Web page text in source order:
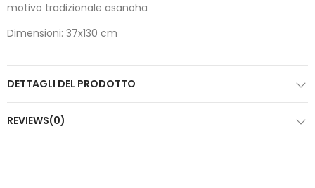
motivo tradizionale asanoha
Dimensioni: 37x130 cm
DETTAGLI DEL PRODOTTO
REVIEWS(0)